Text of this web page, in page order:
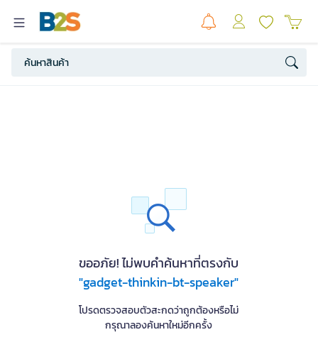
ขออภัย! ไม่พบคำค้นหาที่ตรงกับ
"gadget-thinkin-bt-speaker"
โปรดตรวจสอบตัวสะกดว่าถูกต้องหรือไม่
กรุณาลองค้นหาใหม่อีกครั้ง